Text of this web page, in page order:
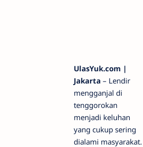
UlasYuk.com |
Jakarta – Lendir
mengganjal di
tenggorokan
menjadi keluhan
yang cukup sering
dialami masyarakat.